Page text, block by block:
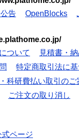
告 OpenBlocks
ついて
見積書・
特定商取引法に
科研費払い取引のご
ご注文の取り消し
ページ